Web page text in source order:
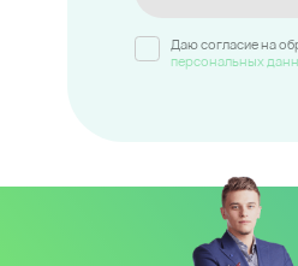
Даю согласие на
персональных